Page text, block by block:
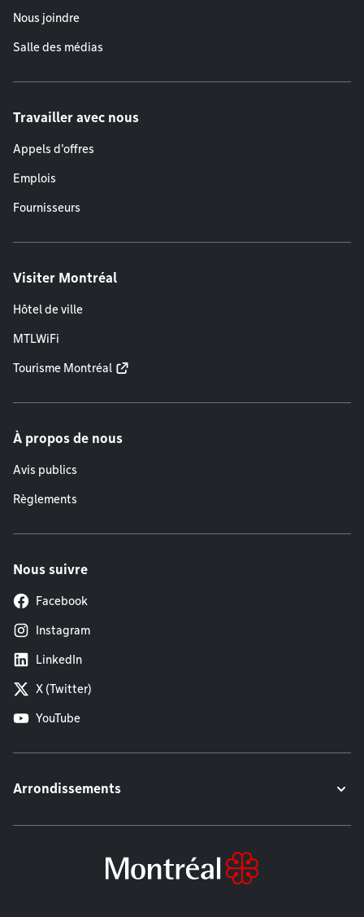
Nous joindre
Salle des médias
Travailler avec nous
Appels d'offres
Emplois
Fournisseurs
Visiter Montréal
Hôtel de ville
MTLWiFi
Tourisme Montréal
À propos de nous
Avis publics
Règlements
Nous suivre
Facebook
Instagram
LinkedIn
X (Twitter)
YouTube
Arrondissements